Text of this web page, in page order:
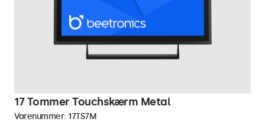
17 Tommer Touchskærm Metal
Varenummer: 17TS7M